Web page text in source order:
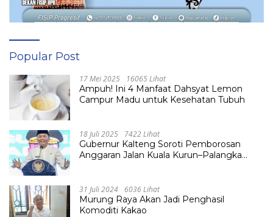
Popular Post
17 Mei 2025 16065 Lihat
Ampuh! Ini 4 Manfaat Dahsyat Lemon
Campur Madu untuk Kesehatan Tubuh
18 Juli 2025 7422 Lihat
Gubernur Kalteng Soroti Pemborosan
Anggaran Jalan Kuala Kurun–Palangka
31 Juli 2024 6036 Lihat
Murung Raya Akan Jadi Penghasil
Komoditi Kakao